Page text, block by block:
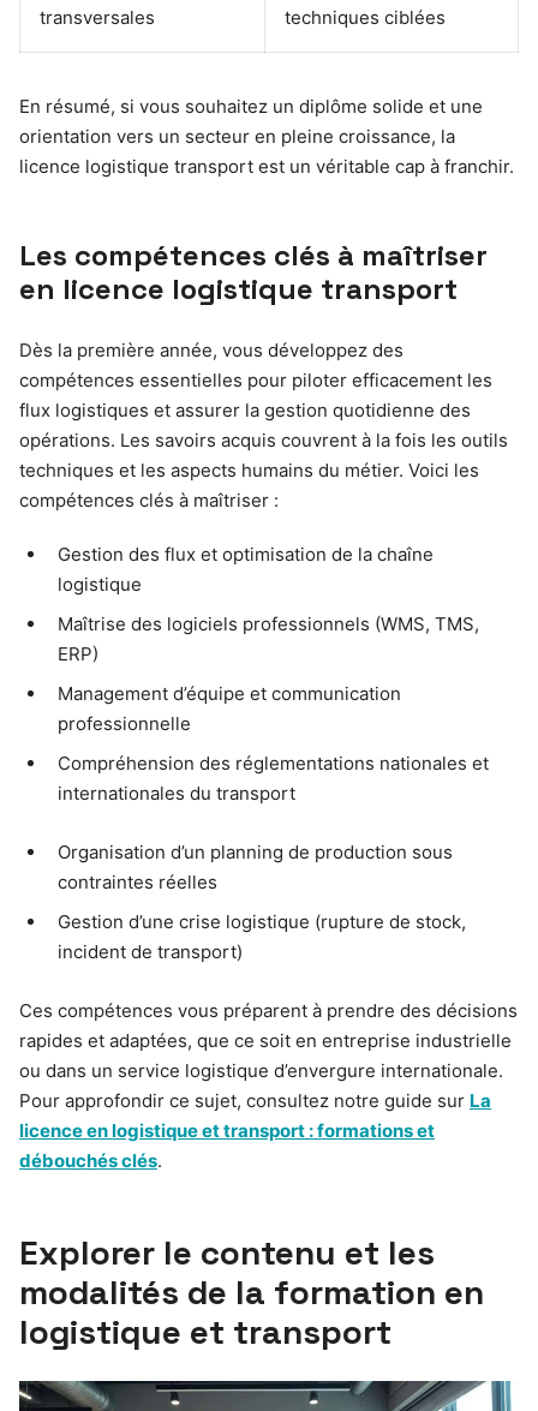
transversales
techniques ciblées
En résumé, si vous souhaitez un diplôme solide et une
orientation vers un secteur en pleine croissance, la
licence logistique transport est un véritable cap à franchir.
Les compétences clés à maîtriser
en licence logistique transport
Dès la première année, vous développez des
compétences essentielles pour piloter efficacement les
flux logistiques et assurer la gestion quotidienne des
opérations. Les savoirs acquis couvrent à la fois les outils
techniques et les aspects humains du métier. Voici les
compétences clés à maîtriser :
Gestion des flux et optimisation de la chaîne
logistique
Maîtrise des logiciels professionnels (WMS, TMS,
ERP)
Management d’équipe et communication
professionnelle
Compréhension des réglementations nationales et
internationales du transport
Organisation d’un planning de production sous
contraintes réelles
Gestion d’une crise logistique (rupture de stock,
incident de transport)
Ces compétences vous préparent à prendre des décisions
rapides et adaptées, que ce soit en entreprise industrielle
ou dans un service logistique d’envergure internationale.
Pour approfondir ce sujet, consultez notre guide sur La
licence en logistique et transport : formations et
débouchés clés.
Explorer le contenu et les
modalités de la formation en
logistique et transport